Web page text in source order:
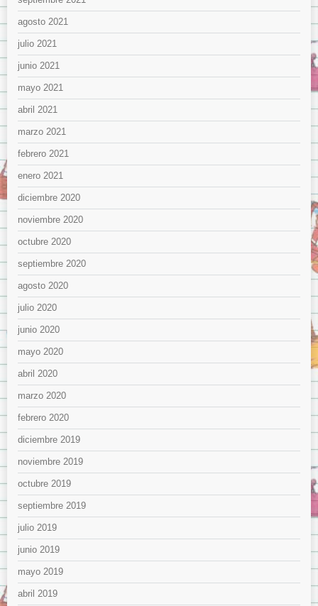
agosto 2021
julio 2021
junio 2021
mayo 2021
abril 2021
marzo 2021
febrero 2021
enero 2021
diciembre 2020
noviembre 2020
octubre 2020
septiembre 2020
agosto 2020
julio 2020
junio 2020
mayo 2020
abril 2020
marzo 2020
febrero 2020
diciembre 2019
noviembre 2019
octubre 2019
septiembre 2019
julio 2019
junio 2019
mayo 2019
abril 2019